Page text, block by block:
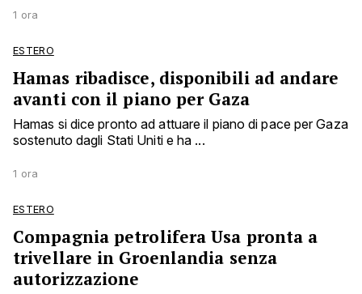
1 ora
ESTERO
Hamas ribadisce, disponibili ad andare
avanti con il piano per Gaza
Hamas si dice pronto ad attuare il piano di pace per Gaza
sostenuto dagli Stati Uniti e ha ...
1 ora
ESTERO
Compagnia petrolifera Usa pronta a
trivellare in Groenlandia senza
autorizzazione